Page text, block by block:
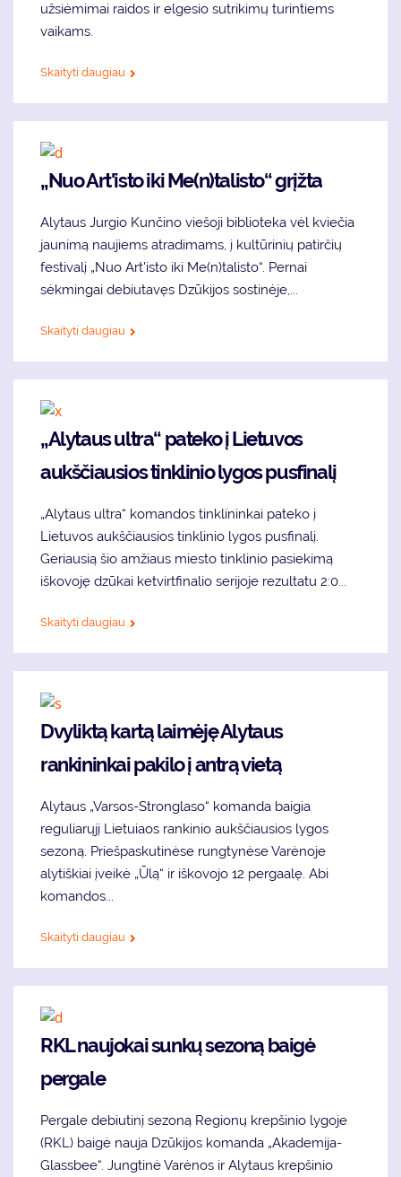
užsiėmimai raidos ir elgesio sutrikimų turintiems
vaikams.
Skaityti daugiau
„Nuo Art'isto iki Me(n)talisto“ grįžta
Alytaus Jurgio Kunčino viešoji biblioteka vėl kviečia
jaunimą naujiems atradimams, į kultūrinių patirčių
festivalį „Nuo Art'isto iki Me(n)talisto“. Pernai
sėkmingai debiutavęs Dzūkijos sostinėje,...
Skaityti daugiau
„Alytaus ultra“ pateko į Lietuvos
aukščiausios tinklinio lygos pusfinalį
„Alytaus ultra“ komandos tinklininkai pateko į
Lietuvos aukščiausios tinklinio lygos pusfinalį.
Geriausią šio amžiaus miesto tinklinio pasiekimą
iškovoję dzūkai ketvirtfinalio serijoje rezultatu 2:0...
Skaityti daugiau
Dvyliktą kartą laimėję Alytaus
rankininkai pakilo į antrą vietą
Alytaus „Varsos-Stronglaso“ komanda baigia
reguliarųjį Lietuiaos rankinio aukščiausios lygos
sezoną. Priešpaskutinėse rungtynėse Varėnoje
alytiškiai įveikė „Ūlą“ ir iškovojo 12 pergaalę. Abi
komandos...
Skaityti daugiau
RKL naujokai sunkų sezoną baigė
pergale
Pergale debiutinį sezoną Regionų krepšinio lygoje
(RKL) baigė nauja Dzūkijos komanda „Akademija-
Glassbee“. Jungtinė Varėnos ir Alytaus krepšinio